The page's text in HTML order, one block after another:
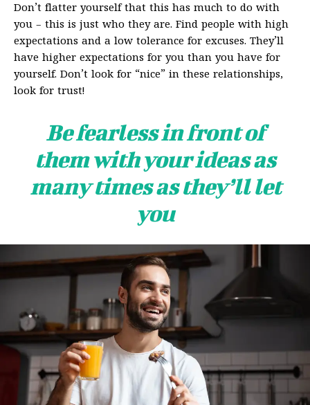
Don’t flatter yourself that this has much to do with
you – this is just who they are. Find people with high
expectations and a low tolerance for excuses. They’ll
have higher expectations for you than you have for
yourself. Don’t look for “nice” in these relationships,
look for trust!
Be fearless in front of
them with your ideas as
many times as they’ll let
you